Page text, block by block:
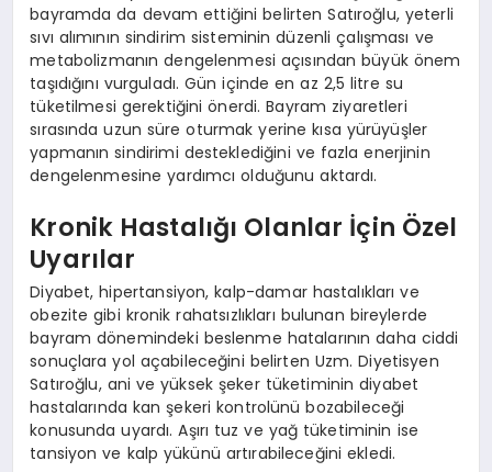
bayramda da devam ettiğini belirten Satıroğlu, yeterli
sıvı alımının sindirim sisteminin düzenli çalışması ve
metabolizmanın dengelenmesi açısından büyük önem
taşıdığını vurguladı. Gün içinde en az 2,5 litre su
tüketilmesi gerektiğini önerdi. Bayram ziyaretleri
sırasında uzun süre oturmak yerine kısa yürüyüşler
yapmanın sindirimi desteklediğini ve fazla enerjinin
dengelenmesine yardımcı olduğunu aktardı.
Kronik Hastalığı Olanlar İçin Özel
Uyarılar
Diyabet, hipertansiyon, kalp-damar hastalıkları ve
obezite gibi kronik rahatsızlıkları bulunan bireylerde
bayram dönemindeki beslenme hatalarının daha ciddi
sonuçlara yol açabileceğini belirten Uzm. Diyetisyen
Satıroğlu, ani ve yüksek şeker tüketiminin diyabet
hastalarında kan şekeri kontrolünü bozabileceği
konusunda uyardı. Aşırı tuz ve yağ tüketiminin ise
tansiyon ve kalp yükünü artırabileceğini ekledi.